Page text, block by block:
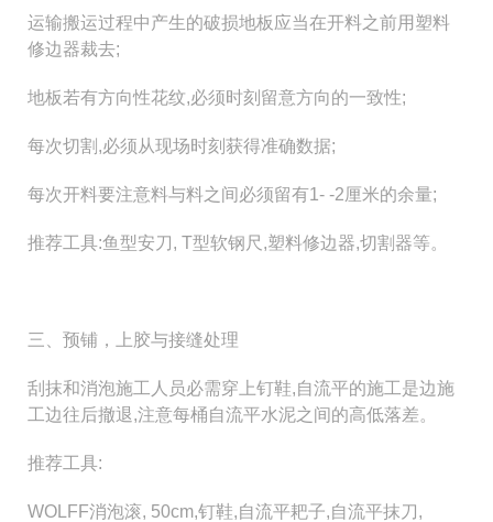
运输搬运过程中产生的破损地板应当在开料之前用塑料
修边器裁去;
地板若有方向性花纹,必须时刻留意方向的一致性;
每次切割,必须从现场时刻获得准确数据;
每次开料要注意料与料之间必须留有1- -2厘米的余量;
推荐工具:鱼型安刀, T型软钢尺,塑料修边器,切割器等。
三、预铺，上胶与接缝处理
刮抹和消泡施工人员必需穿上钉鞋,自流平的施工是边施
工边往后撤退,注意每桶自流平水泥之间的高低落差。
推荐工具:
WOLFF消泡滚, 50cm,钉鞋,自流平耙子,自流平抹刀,